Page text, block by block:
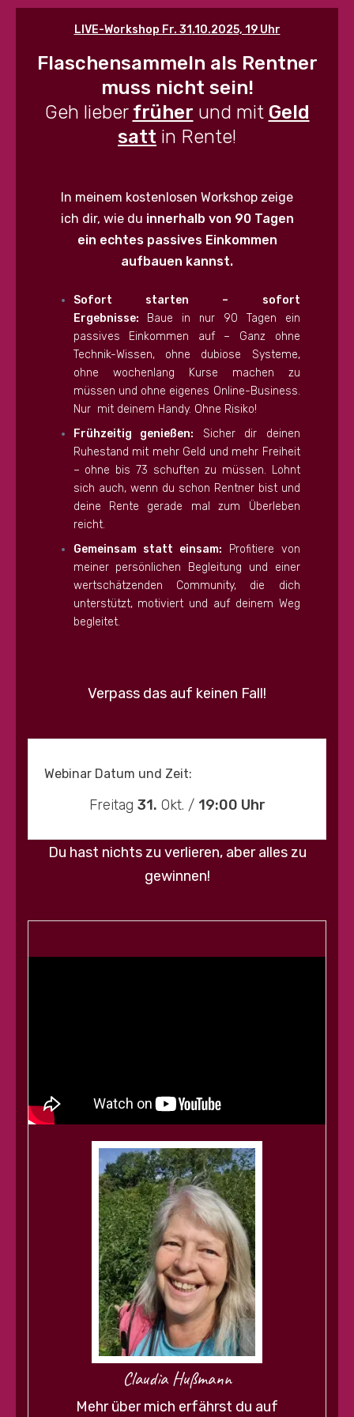
LIVE-Workshop Fr. 31 .10.2025, 19 Uhr
Flaschensammeln als Rentner
muss nicht sein!
Geh lieber früher und mit Geld
satt in Rente!
In meinem kostenlosen Workshop zeige
ich dir, wie du innerhalb von 90 Tagen
ein echtes passives Einkommen
aufbauen kannst.
Sofort starten – sofort
Ergebnisse: Baue in nur 90 Tagen ein
passives Einkommen auf – Ganz ohne
Technik-Wissen, ohne dubiose Systeme,
ohne wochenlang Kurse machen zu
müssen und ohne eigenes Online-Business.
Nur mit deinem Handy. Ohne Risiko!
Frühzeitig genießen: Sicher dir deinen
Ruhestand mit mehr Geld und mehr Freiheit
– ohne bis 73 schuften zu müssen. Lohnt
sich auch, wenn du schon Rentner bist und
deine Rente gerade mal zum Überleben
reicht.
Gemeinsam statt einsam: Profitiere von
meiner persönlichen Begleitung und einer
wertschätzenden Community, die dich
unterstützt, motiviert und auf deinem Weg
begleitet.
Verpass das auf keinen Fall!
Webinar Datum und Zeit:
Freitag 31. Okt. / 19:00 Uhr
Du hast nichts zu verlieren, aber alles zu
gewinnen!
Claudia Hußmann
Mehr über mich erfährst du auf